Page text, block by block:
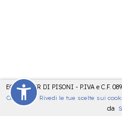
ECOCENTER DI PISONI - P.IVA e C.F.
Cookies
- Rivedi le tue scelte sui
da